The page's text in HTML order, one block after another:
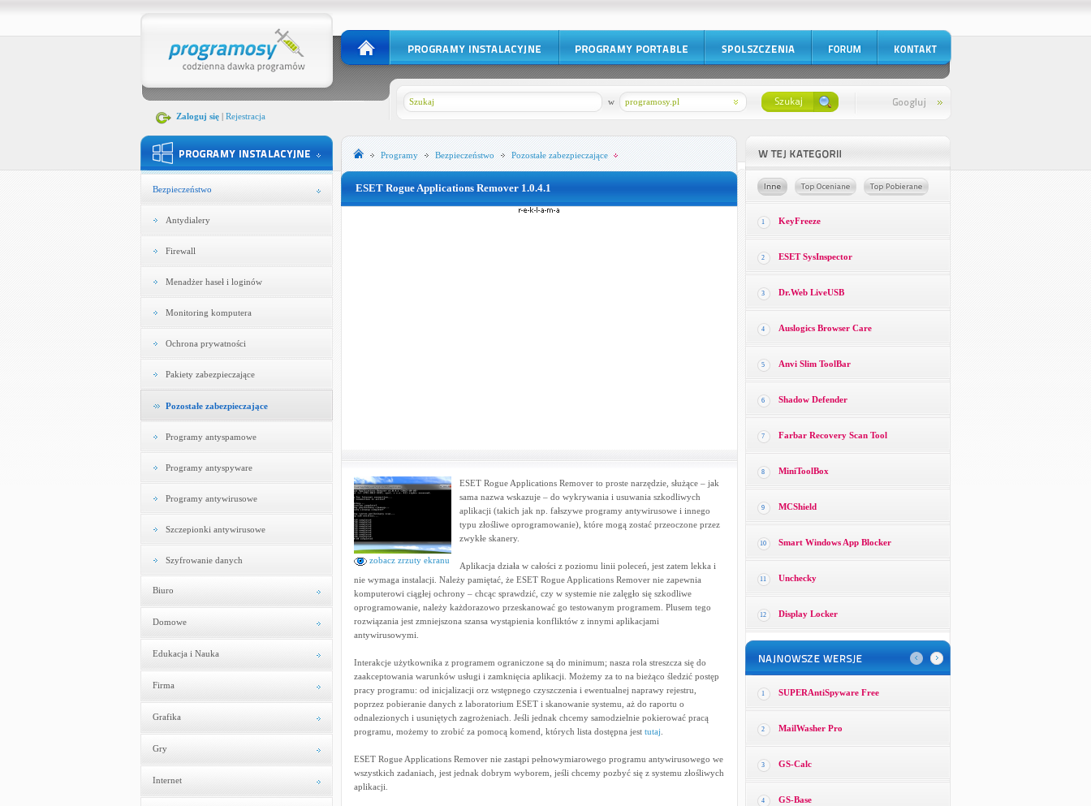
Zaloguj się| Rejestracja
programosy.pl
w
Bezpieczeństwo
Antydialery
Firewall
Menadżer haseł i loginów
Monitoring komputera
Ochrona prywatności
Pakiety zabezpieczające
Pozostałe zabezpieczające
Programy antyspamowe
Programy antyspyware
Programy antywirusowe
Szczepionki antywirusowe
Szyfrowanie danych
Biuro
Domowe
Edukacja i Nauka
Firma
Grafika
Gry
Internet
Programy Bezpieczeństwo Pozostałe zabezpieczające
ESET Rogue Applications Remover 1.0.4.1
zobacz zrzuty ekranu
ESET Rogue Applications Remover to proste narzędzie, służące – jak
sama nazwa wskazuje – do wykrywania i usuwania szkodliwych
aplikacji (takich jak np. fałszywe programy antywirusowe i innego
typu złośliwe oprogramowanie), które mogą zostać przeoczone przez
zwykłe skanery.
Aplikacja działa w całości z poziomu linii poleceń, jest zatem lekka i
nie wymaga instalacji. Należy pamiętać, że ESET Rogue Applications Remover nie zapewnia
komputerowi ciągłej ochrony – chcąc sprawdzić, czy w systemie nie zalęgło się szkodliwe
oprogramowanie, należy każdorazowo przeskanować go testowanym programem. Plusem tego
rozwiązania jest zmniejszona szansa wystąpienia konfliktów z innymi aplikacjami
antywirusowymi.
Interakcje użytkownika z programem ograniczone są do minimum; nasza rola streszcza się do
zaakceptowania warunków usługi i zamknięcia aplikacji. Możemy za to na bieżąco śledzić postęp
pracy programu: od inicjalizacji orz wstępnego czyszczenia i ewentualnej naprawy rejestru,
poprzez pobieranie danych z laboratorium ESET i skanowanie systemu, aż do raportu o
odnalezionych i usuniętych zagrożeniach. Jeśli jednak chcemy samodzielnie pokierować pracą
programu, możemy to zrobić za pomocą komend, których lista dostępna jest tutaj
ESET Rogue Applications Remover nie zastąpi pełnowymiarowego programu antywirusowego we
wszystkich zadaniach, jest jednak dobrym wyborem, jeśli chcemy pozbyć się z systemu złośliwych
aplikacji.
1 KeyFreeze
2 ESET SysInspector
3 Dr.Web LiveUSB
4 Auslogics Browser Care
5 Anvi Slim ToolBar
6 Shadow Defender
7 Farbar Recovery Scan Tool
8 MiniToolBox
9 MCShield
10 Smart Windows App Blocker
11 Unchecky
12 Display Locker
1 SUPERAntiSpyware Free
2 MailWasher Pro
3 GS-Calc
4 GS-Base